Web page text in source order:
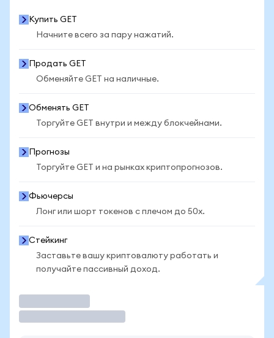
Купить GET
Начните всего за пару нажатий.
Продать GET
Обменяйте GET на наличные.
Обменять GET
Торгуйте GET внутри и между блокчейнами.
Прогнозы
Торгуйте GET и на рынках криптопрогнозов.
Фьючерсы
Лонг или шорт токенов с плечом до 50x.
Стейкинг
Заставьте вашу криптовалюту работать и
получайте пассивный доход.